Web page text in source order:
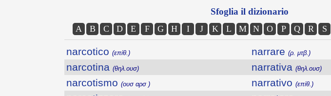
Sfoglia il dizionario
A B C D E F G H I J K L M N O P Q R S
narcotico (επίθ.)
narcotina (θηλ.ουσ)
narcotismo (ουσ αρσ )
narrare (ρ. μτβ.)
narrativa (θηλ.ουσ)
narrativo (επίθ.)